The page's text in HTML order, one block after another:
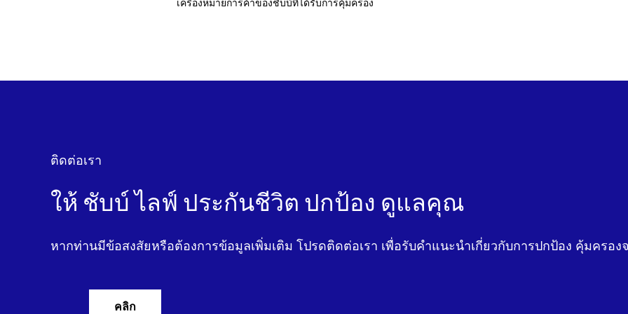
เครื่องหมายการค้าของชับบ์ที่ได้รับการคุ้มครอง
ติดต่อเรา
ให้ ชับบ์ ไลฟ์ ประกันชีวิต ปกป้อง ดูแลคุณ
หากท่านมีข้อสงสัยหรือต้องการข้อมูลเพิ่มเติม โปรดติดต่อเรา เพื่อรับคําแนะนําเกี่ยวกับการปกป้อง คุ้มครอง
คลิก